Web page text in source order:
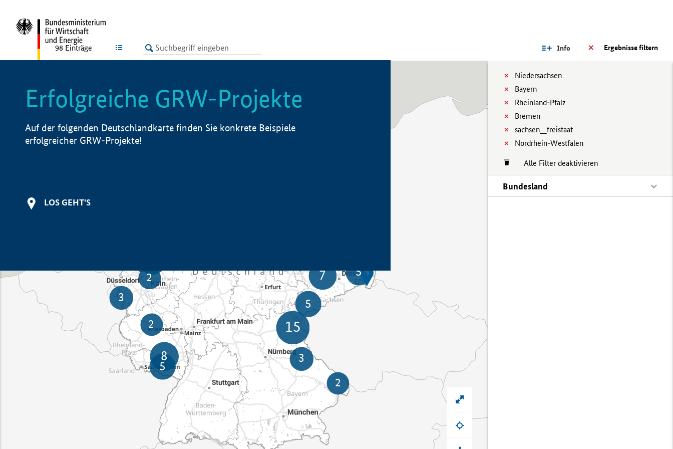
LISTE Ergebnisse filtern
Info
Niedersachsen
Bayern
Rheinland-Pfalz
Bremen
sachsen__freistaat
Nordrhein-Westfalen
Alle Filter deaktivieren
Bundesland
98 Einträge
Erfolgreiche GRW-Projekte
Auf der folgenden Deutschlandkarte finden Sie konkrete Beispiele
erfolgreicher GRW-Projekte!
LOS GEHT'S